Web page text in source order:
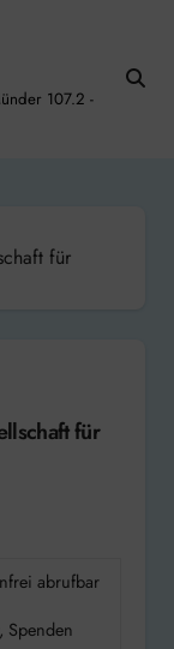
107.2 -
für
für
abrufbar
Spenden